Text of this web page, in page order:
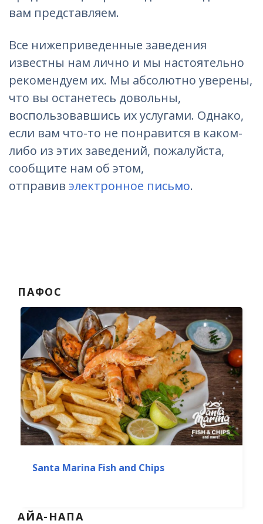
вам представляем.
Все нижеприведенные заведения
известны нам лично и мы настоятельно
рекомендуем их. Мы абсолютно уверены,
что вы останетесь довольны,
воспользовавшись их услугами. Однако,
если вам что-то не понравится в каком-
либо из этих заведений, пожалуйста,
сообщите нам об этом,
отправив электронное письмо.
ПАФОС
Santa Marina Fish and Chips
АЙА-НАПА